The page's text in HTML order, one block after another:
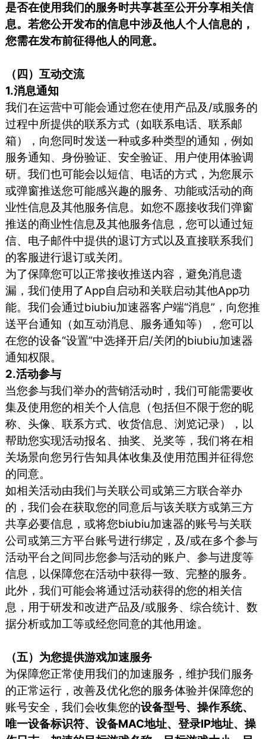
是否在使用我们的服务时共享甚至公开分享相关信
息。若您公开发布的信息中涉及他人个人信息的，
您需在发布前征得他人的同意。
（四）互动交流
1.消息通知
我们在运营中可能会通过您在使用产品及/或服务的
过程中所提供的联系方式（如联系电话、联系邮
箱），向您同时发送一种或多种类型的通知，例如
服务通知、身份验证、安全验证、用户使用体验调
研。我们也可能会以短信、电话的方式，为您展示
或弹窗推送您可能感兴趣的服务、功能或活动的商
业性信息及其他服务信息。如您不愿接收我们弹窗
推送的商业性信息及其他服务信息，您可以通过短
信、电子邮件中提供的退订方式以及直接联系我们
的客服进行退订或关闭。
为了保障您可以正常接收推送内容，避免消息遗
漏，我们使用了App自启动和关联启动其他App功
能。我们会通过biubiu加速器客户端“消息”，向您推
送平台通知（如互动消息、服务通知等），您可以
在您的设备“设置”中选择开启/关闭的biubiu加速器
通知权限。
2.活动参与
当您参与我们举办的营销活动时，我们可能需要收
集及使用您的相关个人信息（包括但不限于您的昵
称、头像、联系方式、收货信息、浏览记录），以
帮助您实现活动报名、抽奖、兑奖等，我们将在相
关场景向您另行告知具体收集及使用范围并征得您
的同意。
如相关活动由我们与关联公司或第三方联合举办
的，我们会在获取您的同意后与该关联方或第三方
共享必要信息，或将您biubiu加速器的账号与关联
公司或第三方平台账号进行绑定，及/或在多个参与
活动平台之间同步您参与活动的账户、参与进度等
信息，以保障您在活动中获得一致、完整的服务。
此外，我们可能会将通过活动获得的您的相关信
息，用于研发和改进产品及/或服务、综合统计、数
据分析或加工等或经您同意的其他用途。
（五）为您提供游戏加速服务
为保障您正常使用我们的加速服务，维护我们服务
的正常运行，改善及优化您的服务体验并保障您的
账号安全，我们会收集您的设备型号、操作系统、
唯一设备标识符、设备MAC地址、登录IP地址、操